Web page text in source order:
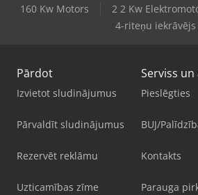
160 Kw Motors
2 2 Kw
4-riteņu iekrāvējs
Pārdot
Izvietot sludinājumus
Pārvaldīt sludinājumus
Rezervēt reklāmu
Uzticamības zīme
Serviss
Pieslēgties
BUJ/
Kontakts
Parauga